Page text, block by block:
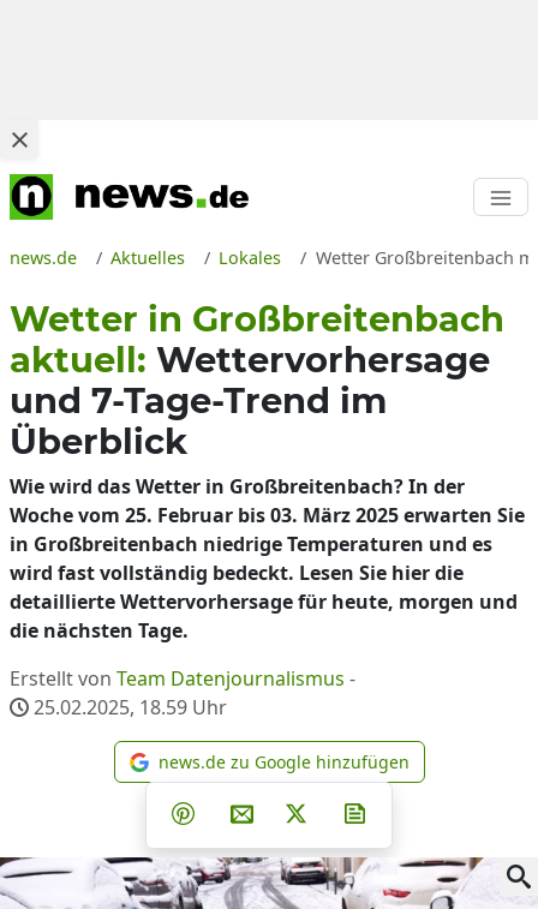
news.de Aktuelles Lokales Wetter Großbreitenbach
Wetter in Großbreitenbach
aktuell: Wettervorhersage
und 7-Tage-Trend im
Überblick
Wie wird das Wetter in Großbreitenbach? In der
Woche vom 25. Februar bis 03. März 2025 erwarten Sie
in Großbreitenbach niedrige Temperaturen und es
wird fast vollständig bedeckt. Lesen Sie hier die
detaillierte Wettervorhersage für heute, morgen und
die nächsten Tage.
Erstellt von Team Datenjournalismus -
25.02.2025, 18.59 Uhr
news.de zu Google
news.de zu Google hinzufügen
Teilen auf Facebook
Teilen auf Whatsapp
Teilen auf Telegram
Teilen auf Pinterest
Per E-Mail teilen
Post auf X